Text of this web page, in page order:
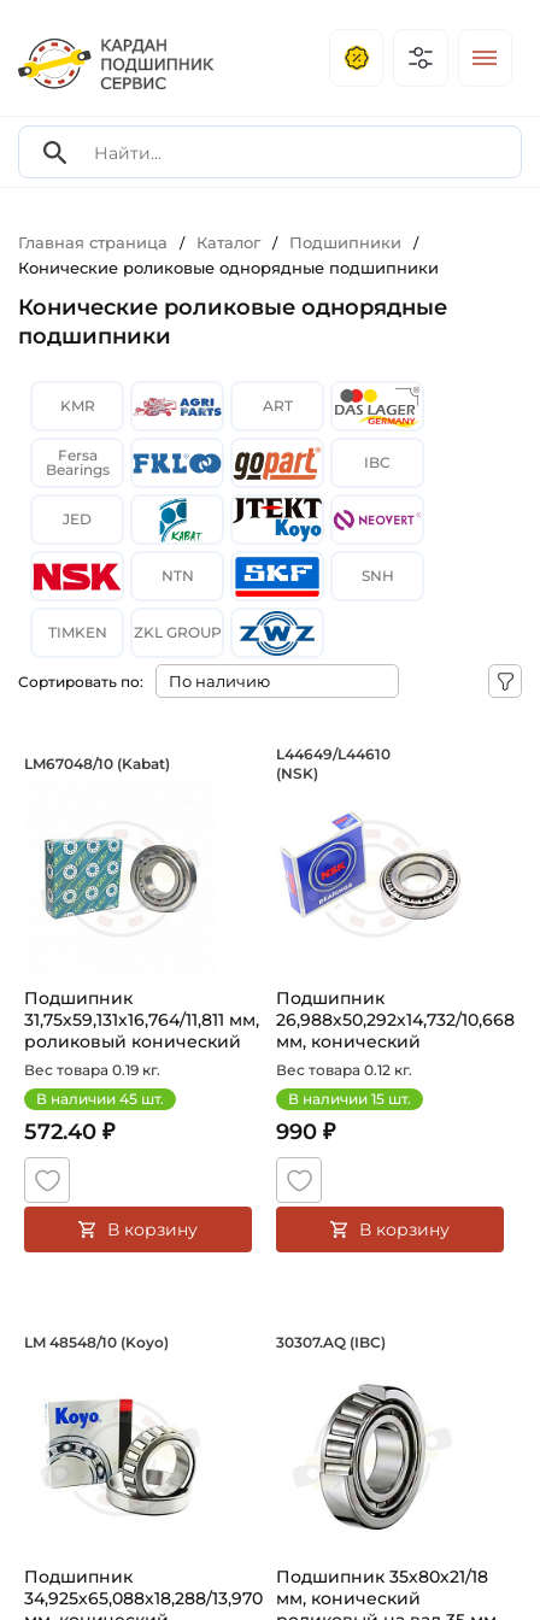
Главная страница / Каталог / Подшипники /
Конические роликовые однорядные подшипники
Конические роликовые однорядные
подшипники
KMR ART
Fersa
Bearings
IBC
JED
NTN SNH
TIMKEN ZKL GROUP
Сортировать по:
Подшипник 31,75х59,131х16,764/
Подшипник LM67048/10 Kabat конический роликовый
LM67048/10 (Kabat)
Подшипник
31,75х59,131х16,764/11,811 мм,
роликовый конический
на вал 31...
Вес товара 0.19 кг.
В наличии 45 шт.
572.40 ₽
В корзину
Подшипник
Подшипник L44649/L44610
L44649/L44610
(NSK)
Подшипник
26,988х50,292х14,732/10,668
мм, конический
роликовый на вал 2...
Вес товара 0.12 кг.
В наличии 15 шт.
990 ₽
В корзину
Подшипник 34,925х65,088х18,288/
LM 48548/10 (Koyo)
Подшипник
34,925х65,088х18,288/13,970
Подшипник
30307.AQ (IBC)
Подшипник 35х80х21/18
мм, конический